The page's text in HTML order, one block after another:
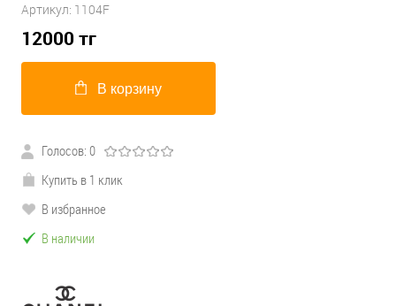
Артикул: 1104F
12000 тг
В корзину
Голосов: 0
Купить в 1 клик
В избранное
В наличии